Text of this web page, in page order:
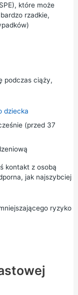
które może
rzadkie,
podczas ciąży,
dziecka
(przed 37
kontakt z osobą
jak najszybciej
ryzyko